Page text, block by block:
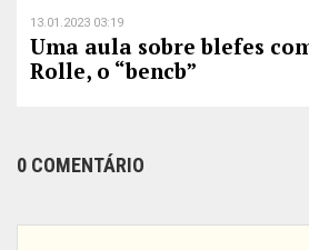
13.01.2023 03:19
Uma aula sobre blefes
Rolle, o “bencb”
0 COMENTÁRIO